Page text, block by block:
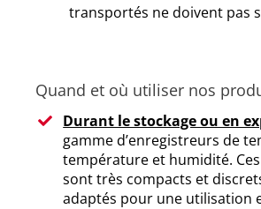
transportés ne doivent pas
Quand et où utiliser nos
Durant le stockage ou en
gamme d’enregistreurs de
température et humidité.
sont très compacts et
adaptés pour une utilisation